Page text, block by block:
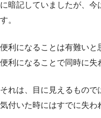
に暗記していましたが、
す。
便利になることは有難いと
便利になることで同時に失
それは、目に見えるもので
気付いた時にはすでに失わ